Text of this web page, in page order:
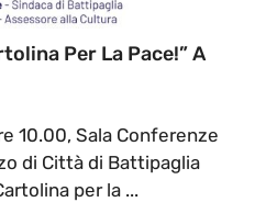
Per La Pace!” A
10.00, Sala Conferenze
di Città di Battipaglia
per la ...